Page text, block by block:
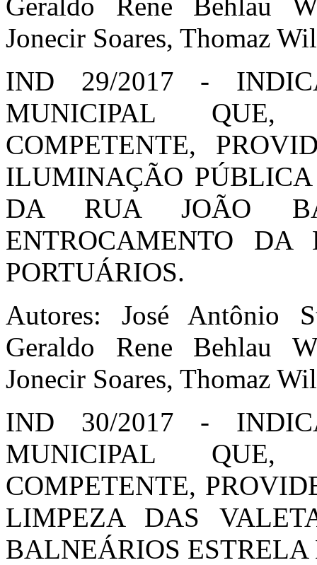
Jonecir Soares, Thomaz
IND 29/2017 -
MUNICIPAL
COMPETENTE,
ILUMINAÇÃO
DA RUA JOÃO
ENTROCAMENTO DA
PORTUÁRIOS.
Autores: José Antônio
Geraldo Rene Behlau
Jonecir Soares, Thomaz
IND 30/2017 -
MUNICIPAL
COMPETENTE,
LIMPEZA DAS
BALNEÁRIOS